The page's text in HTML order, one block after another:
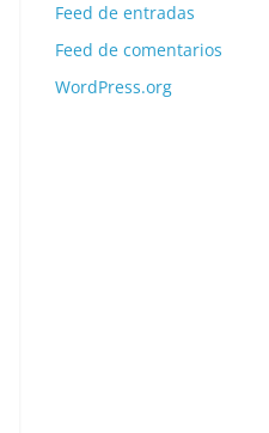
Feed de entradas
Feed de comentarios
WordPress.org